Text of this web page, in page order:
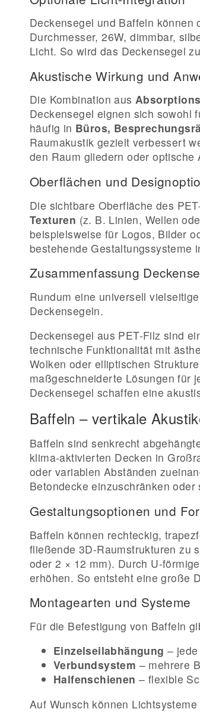
Deckensegel und Baffeln können
Durchmesser, 26W, dimmbar,
Licht. So wird das Deckensegel
Akustische Wirkung und
Die Kombination aus
Deckensegel eignen sich sowohl
häufig in Büros,
Raumakustik gezielt verbessert
den Raum gliedern oder optische
Oberflächen und
Die sichtbare Oberfläche des
Texturen (z. B. Linien, Wellen
beispielsweise für Logos, Bilder
bestehende Gestaltungssysteme
Zusammenfassung
Rundum eine universell
Deckensegeln.
Deckensegel aus PET-Filz sind
technische Funktionalität mit
Wolken oder elliptischen
maßgeschneiderte Lösungen für
Deckensegel schaffen eine
Baffeln – vertikale
Baffeln sind senkrecht
klima-aktivierten Decken in
oder variablen Abständen
Betondecke einzuschränken
Gestaltungsoptionen und
Baffeln können rechteckig,
fließende 3D-Raumstrukturen zu
oder 2 × 12 mm). Durch U-
erhöhen. So entsteht eine große
Montagearten und Systeme
Für die Befestigung von Baffeln
Einzelseilabhängung –
Verbundsystem – mehrere
Halfenschienen – flexible
Auf Wunsch können